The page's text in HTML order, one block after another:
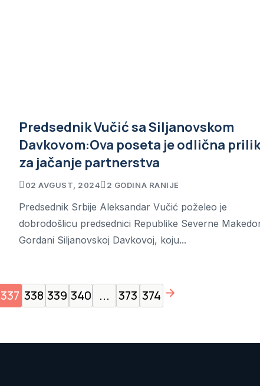
Predsednik Vučić sa Siljanovskom
Davkovom:Ova poseta je odlična
za jačanje partnerstva
02 AVGUST, 2024 2 GODINA RANIJE
Predsednik Srbije Aleksandar Vučić poželeo je
dobrodošlicu predsednici Republike Severne
Gordani Siljanovskoj Davkovoj, koju...
337 338 339 340 ... 373 374